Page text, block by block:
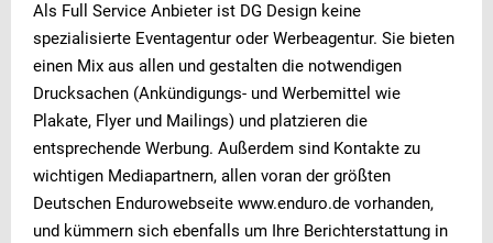
Als Full Service Anbieter ist DG Design keine
spezialisierte Eventagentur oder Werbeagentur. Sie bieten
einen Mix aus allen und gestalten die notwendigen
Drucksachen (Ankündigungs- und Werbemittel wie
Plakate, Flyer und Mailings) und platzieren die
entsprechende Werbung. Außerdem sind Kontakte zu
wichtigen Mediapartnern, allen voran der größten
Deutschen Endurowebseite www.enduro.de vorhanden,
und kümmern sich ebenfalls um Ihre Berichterstattung in